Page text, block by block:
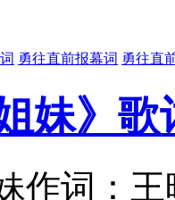
勇往直前报幕词 勇往直
妹》
作词：